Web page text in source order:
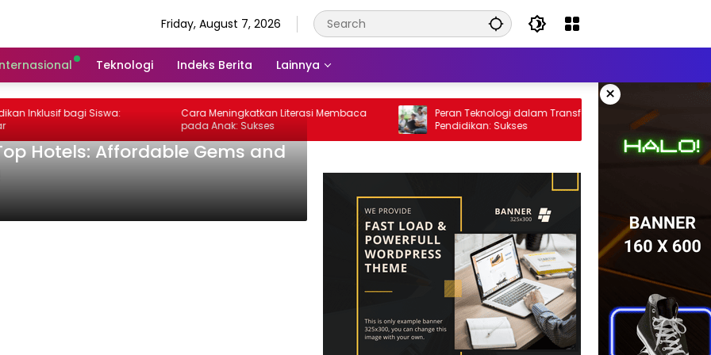
Friday, August 7, 2026
Teknologi Indeks Berita Lainnya
×
bagi Siswa:
Cara Meningkatkan Literasi Membaca
pada Anak: Sukses
Peran Teknologi dalam Transformasi
Pendidikan: Sukses
Hotels: Affordable Gems and